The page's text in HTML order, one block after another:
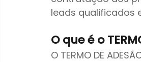
leads qualificados
O que é o
O TERMO DE